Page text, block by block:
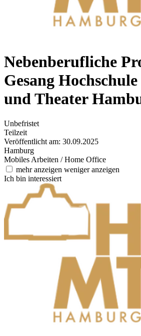
Nebenberufliche
Gesang
und Theater
Unbefristet
Teilzeit
Veröffentlicht am: 30.09.2025
Hamburg
Mobiles Arbeiten / Home Office
mehr anzeigen weniger anzeigen
Ich bin interessiert